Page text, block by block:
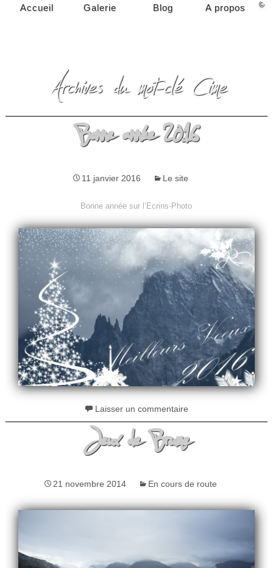
Accueil Galerie Blog A propos ©
Archives du mot-clé Cime
Bonne année 2016
11 janvier 2016 Le site
Bonne année sur l’Ecrins-Photo
Laisser un commentaire
Jeux de Brume
21 novembre 2014 En cours de route